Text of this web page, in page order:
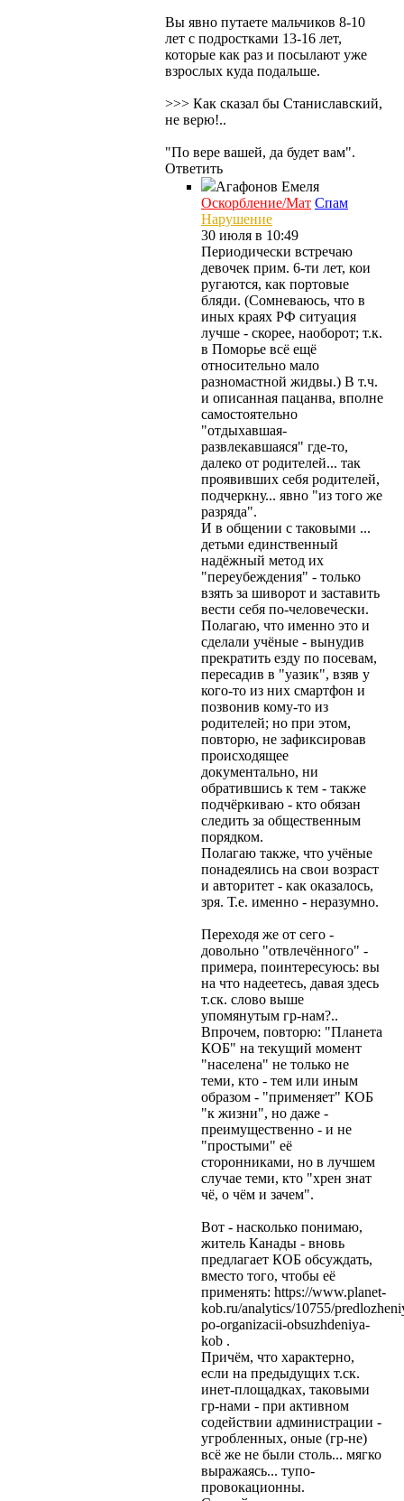
Вы явно путаете мальчиков 8-10
лет с подростками 13-16 лет,
которые как раз и посылают уже
взрослых куда подальше.
>>> Как сказал бы Станиславский,
не верю!..
"По вере вашей, да будет вам".
Ответить
Агафонов Емеля
Оскорбление/Мат Спам
Нарушение
30 июля в 10:49
Периодически встречаю
девочек прим. 6-ти лет, кои
ругаются, как портовые
бляди. (Сомневаюсь, что в
иных краях РФ ситуация
лучше - скорее, наоборот; т.к.
в Поморье всё ещё
относительно мало
разномастной жидвы.) В т.ч.
и описанная пацанва, вполне
самостоятельно
"отдыхавшая-
развлекавшаяся" где-то,
далеко от родителей... так
проявивших себя родителей,
подчеркну... явно "из того же
разряда".
И в общении с таковыми ...
детьми единственный
надёжный метод их
"переубеждения" - только
взять за шиворот и заставить
вести себя по-человечески.
Полагаю, что именно это и
сделали учёные - вынудив
прекратить езду по посевам,
пересадив в "уазик", взяв у
кого-то из них смартфон и
позвонив кому-то из
родителей; но при этом,
повторю, не зафиксировав
происходящее
документально, ни
обратившись к тем - также
подчёркиваю - кто обязан
следить за общественным
порядком.
Полагаю также, что учёные
понадеялись на свои возраст
и авторитет - как оказалось,
зря. Т.е. именно - неразумно.
Переходя же от сего -
довольно "отвлечённого" -
примера, поинтересуюсь: вы
на что надеетесь, давая здесь
т.ск. слово выше
упомянутым гр-нам?..
Впрочем, повторю: "Планета
КОБ" на текущий момент
"населена" не только не
теми, кто - тем или иным
образом - "применяет" КОБ
"к жизни", но даже -
преимущественно - и не
"простыми" её
сторонниками, но в лучшем
случае теми, кто "хрен знат
чё, о чём и зачем".
Вот - насколько понимаю,
житель Канады - вновь
предлагает КОБ обсуждать,
вместо того, чтобы её
применять: https://www.planet-
kob.ru/analytics/10755/
po-organizacii-obsuzhdeniya-
kob .
Причём, что характерно,
если на предыдущих т.ск.
инет-площадках, таковыми
гр-нами - при активном
содействии администрации -
угробленных, оные (гр-не)
всё же не были столь... мягко
выражаясь... тупо-
провокационны.